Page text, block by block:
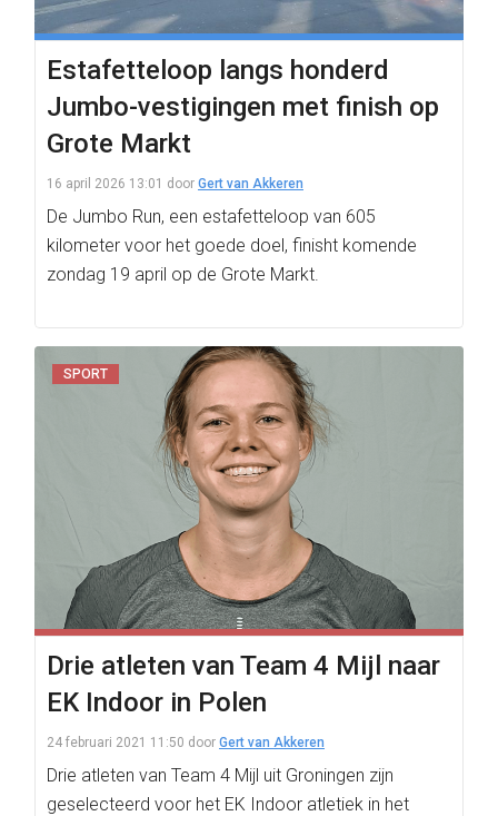
Estafetteloop langs honderd
Jumbo-vestigingen met finish op
Grote Markt
16 april 2026 13:01 door Gert van Akkeren
De Jumbo Run, een estafetteloop van 605
kilometer voor het goede doel, finisht komende
zondag 19 april op de Grote Markt.
SPORT
Drie atleten van Team 4 Mijl naar
EK Indoor in Polen
24 februari 2021 11:50 door Gert van Akkeren
Drie atleten van Team 4 Mijl uit Groningen zijn
geselecteerd voor het EK Indoor atletiek in het